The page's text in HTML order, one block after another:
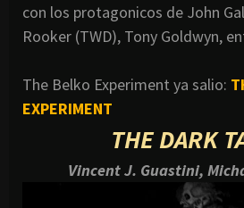
con los protagonicos de John
Rooker (TWD), Tony Goldwyn,
The Belko Experiment ya salio:
EXPERIMENT
THE DARK
Vincent J. Guastini,